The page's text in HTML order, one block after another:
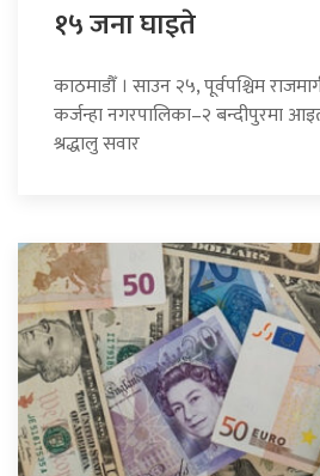
१५ जना घाइते
काठमाडौँ । साउन २५, पूर्वपश्चिम
कर्जन्हा नगरपालिका–२ बन्दीपुरमा
श्रद्धालु सवार